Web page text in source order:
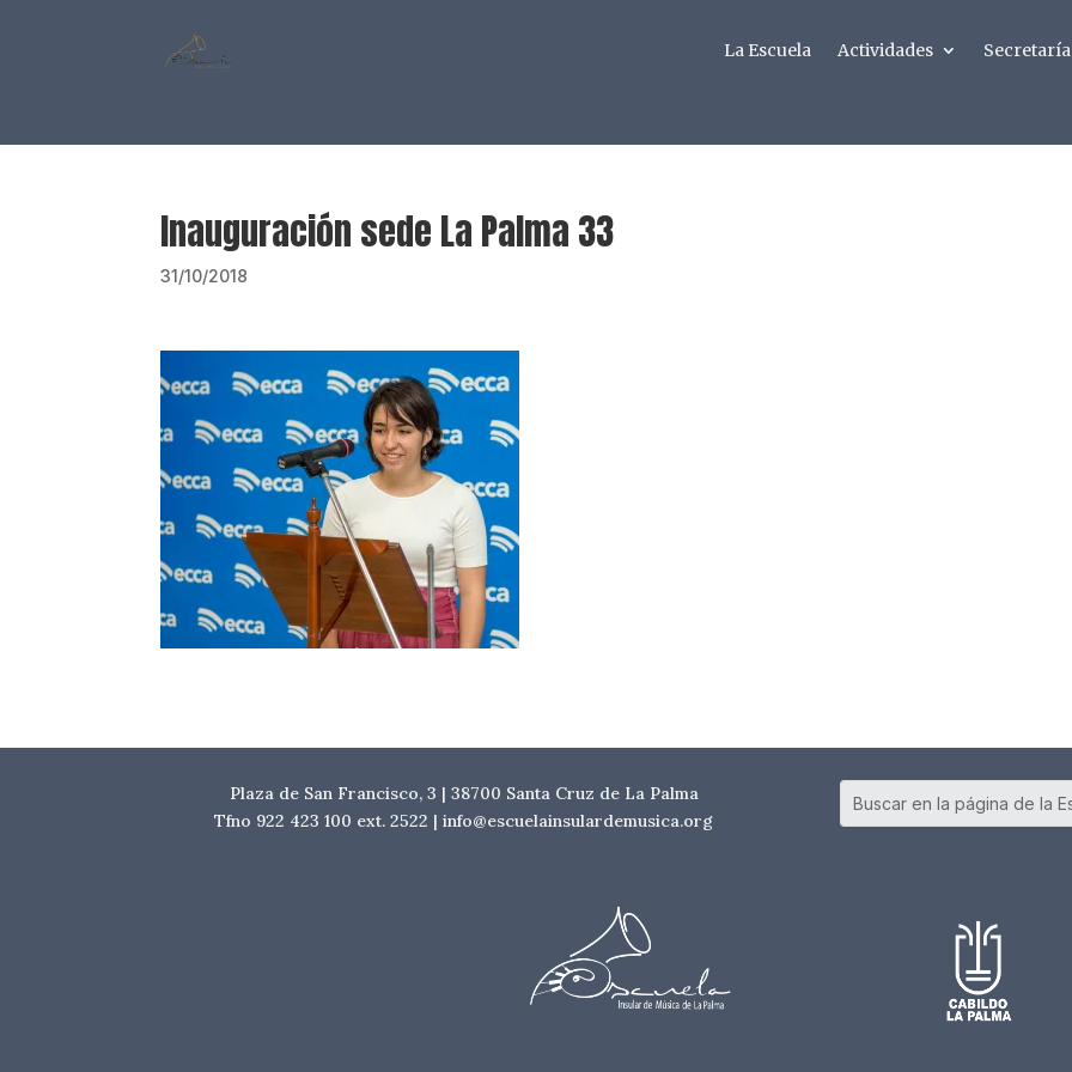
La Escuela Actividades Secretaría
Inauguración sede La Palma 33
31/10/2018
Plaza de San Francisco, 3 | 38700 Santa Cruz de La Palma
Tfno 922 423 100 ext. 2522 | info@escuelainsulardemusica.org